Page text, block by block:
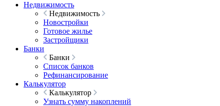
Недвижимость
Недвижимость
Новостройки
Готовое жилье
Застройщики
Банки
Банки
Список банков
Рефинансирование
Калькулятор
Калькулятор
Узнать сумму накоплений